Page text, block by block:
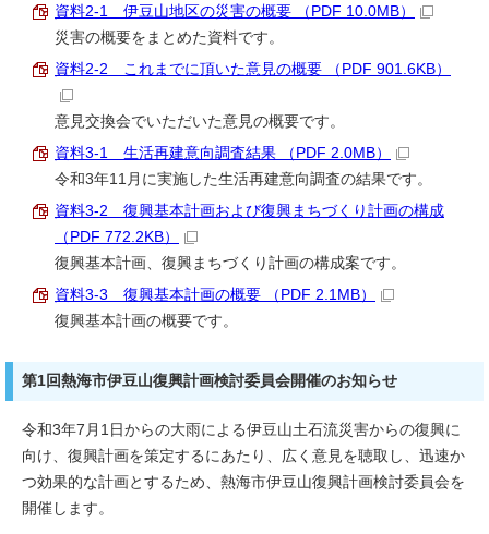
資料2-1 伊豆山地区の災害の概要 （PDF 10.0MB）
災害の概要をまとめた資料です。
資料2-2 これまでに頂いた意見の概要 （PDF 901.6KB）
意見交換会でいただいた意見の概要です。
資料3-1 生活再建意向調査結果 （PDF 2.0MB）
令和3年11月に実施した生活再建意向調査の結果です。
資料3-2 復興基本計画および復興まちづくり計画の構成
（PDF 772.2KB）
復興基本計画、復興まちづくり計画の構成案です。
資料3-3 復興基本計画の概要 （PDF 2.1MB）
復興基本計画の概要です。
第1回熱海市伊豆山復興計画検討委員会開催のお知らせ
令和3年7月1日からの大雨による伊豆山土石流災害からの復興に
向け、復興計画を策定するにあたり、広く意見を聴取し、迅速か
つ効果的な計画とするため、熱海市伊豆山復興計画検討委員会を
開催します。